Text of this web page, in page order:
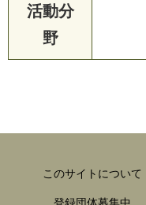
活動分
野
このサイトについて